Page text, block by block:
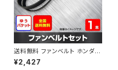
送料無料 ファンベルト ホンダ
ゼスト 型式JE1 H18.03～H24.
11 （国内トップメーカー） 1本 H
¥2,427